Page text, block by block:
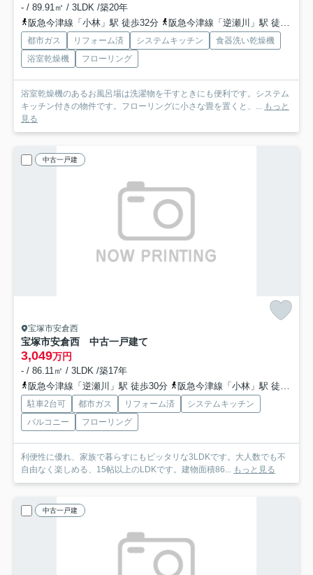
- / 89.91㎡ / 3LDK /築20年
阪急今津線「小林」駅 徒歩32分
阪急今津線「逆瀬川」駅 徒歩39分
都市ガス リフォーム済 システムキッチン
食器洗い乾燥機
浴室乾燥機
フローリング
浴室乾燥機のあるお風呂場は洗濯物を干すときにも便利です。システム
キッチン付きの物件です。フローリングに小さな畳を置くと、...
もっと
見る
中古一戸建
宝塚市安倉西
宝塚市安倉西 中古一戸建て
3,049万円
- / 86.11㎡ / 3LDK /築17年
阪急今津線「逆瀬川」駅 徒歩30分
阪急今津線「小林」駅 徒歩32分
駐車2台可 都市ガス リフォーム済
システムキッチン
バルコニー
フローリング
利便性に優れ、家族で暮らすにもピッタリな3LDKです。大人数でも不
自由なく楽しめる、15帖以上のLDKです。建物面積86...
もっと見る
中古一戸建